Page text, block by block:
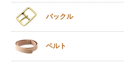
バックル
ベルト